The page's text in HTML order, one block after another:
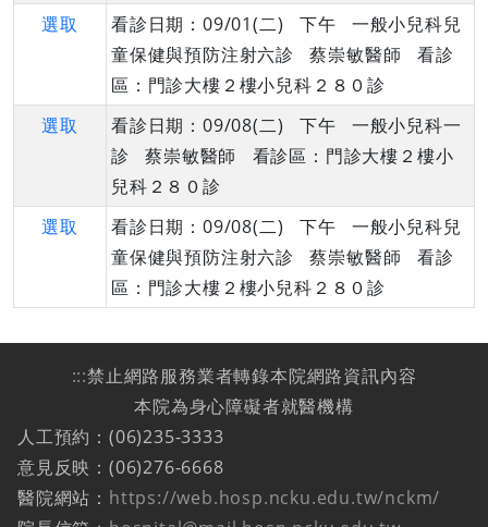
選取
看診日期：09/01(二) 下午 一般小兒科兒
童保健與預防注射六診 蔡崇敏醫師 看診
區：門診大樓２樓小兒科２８０診
選取
看診日期：09/08(二) 下午 一般小兒科一
診 蔡崇敏醫師 看診區：門診大樓２樓小
兒科２８０診
選取
看診日期：09/08(二) 下午 一般小兒科兒
童保健與預防注射六診 蔡崇敏醫師 看診
區：門診大樓２樓小兒科２８０診
:::禁止網路服務業者轉錄本院網路資訊內容
本院為身心障礙者就醫機構
人工預約：(06)235-3333
意見反映：(06)276-6668
醫院網站： https://web.hosp.ncku.edu.tw/nckm/